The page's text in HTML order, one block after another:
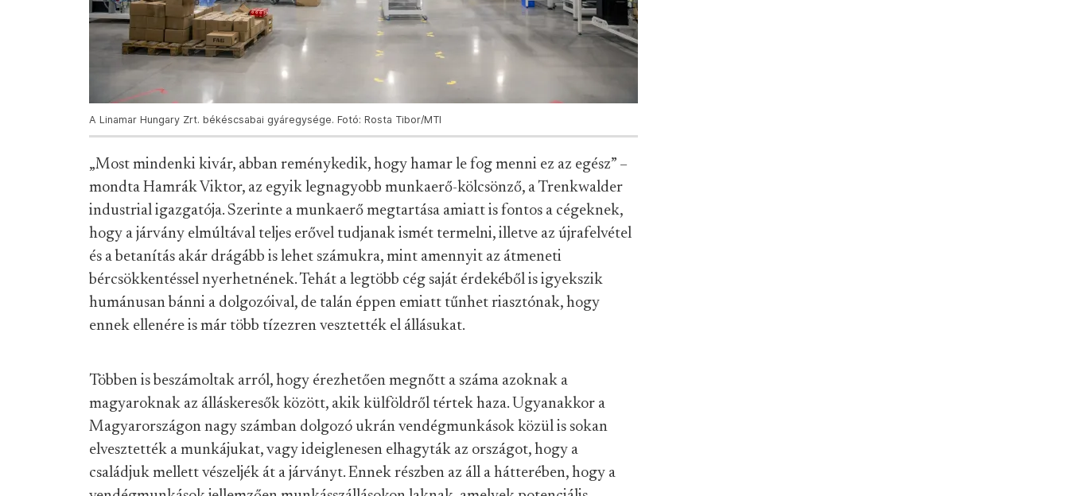
A Linamar Hungary Zrt. békéscsabai gyáregysége. Fotó: Rosta Tibor/MTI
„Most mindenki kivár, abban reménykedik, hogy hamar le fog menni ez az egész” –
mondta Hamrák Viktor, az egyik legnagyobb munkaerő-kölcsönző, a Trenkwalder
industrial igazgatója. Szerinte a munkaerő megtartása amiatt is fontos a cégeknek,
hogy a járvány elmúltával teljes erővel tudjanak ismét termelni, illetve az újrafelvétel
és a betanítás akár drágább is lehet számukra, mint amennyit az átmeneti
bércsökkentéssel nyerhetnének. Tehát a legtöbb cég saját érdekéből is igyekszik
humánusan bánni a dolgozóival, de talán éppen emiatt tűnhet riasztónak, hogy
ennek ellenére is már több tízezren vesztették el állásukat.
Többen is beszámoltak arról, hogy érezhetően megnőtt a száma azoknak a
magyaroknak az álláskeresők között, akik külföldről tértek haza. Ugyanakkor a
Magyarországon nagy számban dolgozó ukrán vendégmunkások közül is sokan
elvesztették a munkájukat, vagy ideiglenesen elhagyták az országot, hogy a
családjuk mellett vészeljék át a járványt. Ennek részben az áll a hátterében, hogy a